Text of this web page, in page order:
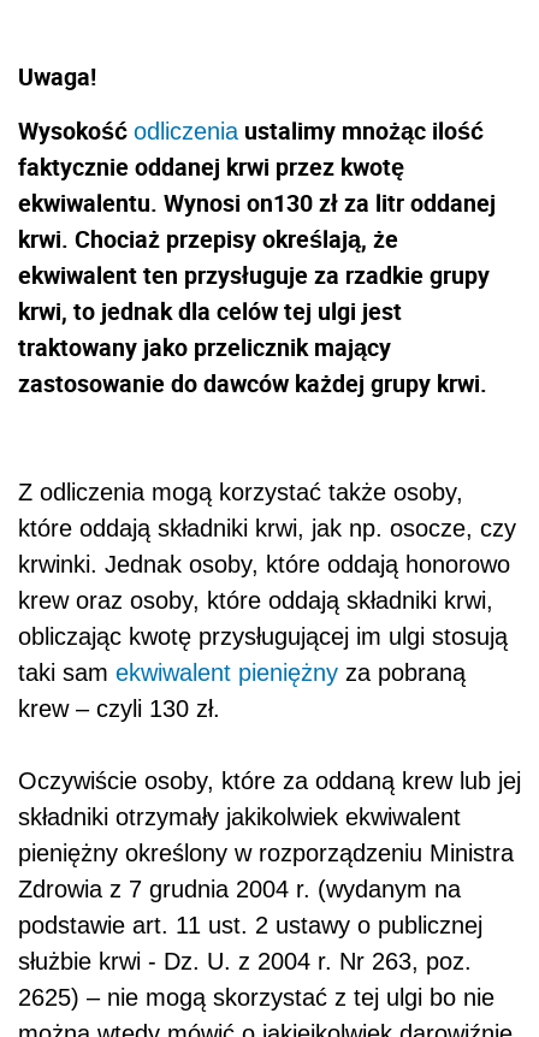
Uwaga!
Wysokość odliczeniaustalimy mnożąc ilość
faktycznie oddanej krwi przez kwotę
ekwiwalentu. Wynosi on130 zł za litr oddanej
krwi. Chociaż przepisy określają, że
ekwiwalent ten przysługuje za rzadkie grupy
krwi, to jednak dla celów tej ulgi jest
traktowany jako przelicznik mający
zastosowanie do dawców każdej grupy krwi.
Z odliczenia mogą korzystać także osoby,
które oddają składniki krwi, jak np. osocze, czy
krwinki. Jednak osoby, które oddają honorowo
krew oraz osoby, które oddają składniki krwi,
obliczając kwotę przysługującej im ulgi stosują
taki sam ekwiwalent pieniężny za pobraną
krew – czyli 130 zł.
Oczywiście osoby, które za oddaną krew lub jej
składniki otrzymały jakikolwiek ekwiwalent
pieniężny określony w rozporządzeniu Ministra
Zdrowia z 7 grudnia 2004 r. (wydanym na
podstawie art. 11 ust. 2 ustawy o publicznej
służbie krwi - Dz. U. z 2004 r. Nr 263, poz.
2625) – nie mogą skorzystać z tej ulgi bo nie